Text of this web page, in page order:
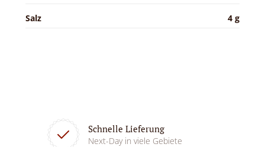
Salz 4 g
Schnelle Lieferung
Next-Day in viele Gebiete